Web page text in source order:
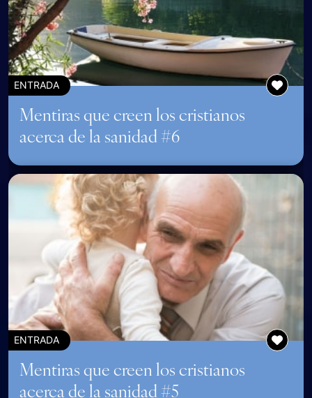
ENTRADA
Mentiras que creen los cristianos
acerca de la sanidad #6
ENTRADA
Mentiras que creen los cristianos
acerca de la sanidad #5